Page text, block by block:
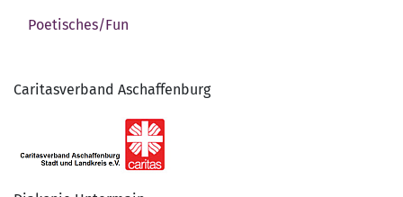
Poetisches/Fun
Caritasverband Aschaffenburg